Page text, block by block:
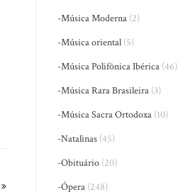
-Música Moderna (2)
-Música oriental (5)
-Música Polifônica Ibérica (46)
-Música Rara Brasileira (3)
-Música Sacra Ortodoxa (10)
-Natalinas (45)
-Obituário (20)
-Ópera (248)